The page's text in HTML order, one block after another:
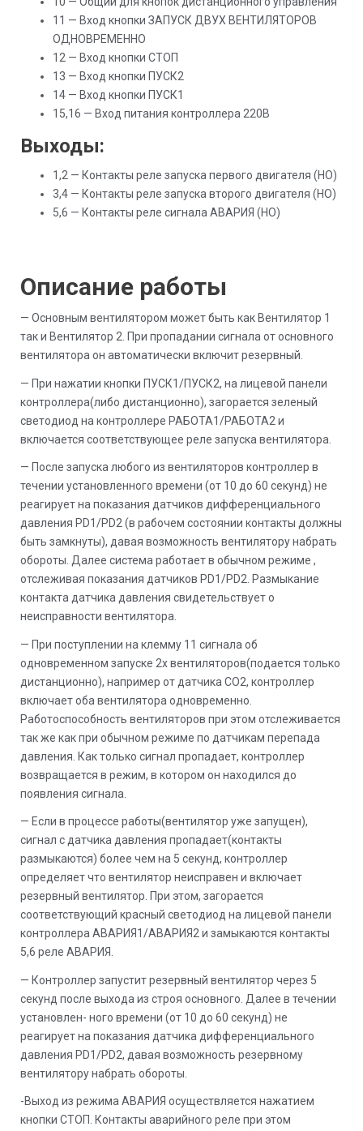
11 — Вход кнопки ЗАПУСК ДВУХ ВЕНТИЛЯТОРОВ
ОДНОВРЕМЕННО
12 — Вход кнопки СТОП
13 — Вход кнопки ПУСК2
14 — Вход кнопки ПУСК1
15,16 — Вход питания контроллера 220В
Выходы:
1,2 — Контакты реле запуска первого двигателя (НО)
3,4 — Контакты реле запуска второго двигателя (НО)
5,6 — Контакты реле сигнала АВАРИЯ (НО)
Описание работы
— Основным вентилятором может быть как Вентилятор 1
так и Вентилятор 2. При пропадании сигнала от основного
вентилятора он автоматически включит резервный.
— При нажатии кнопки ПУСК1/ПУСК2, на лицевой панели
контроллера(либо дистанционно), загорается зеленый
светодиод на контроллере РАБОТА1/РАБОТА2 и
включается соответствующее реле запуска вентилятора.
— После запуска любого из вентиляторов контроллер в
течении установленного времени (от 10 до 60 секунд) не
реагирует на показания датчиков дифференциального
давления PD1/PD2 (в рабочем состоянии контакты должны
быть замкнуты), давая возможность вентилятору набрать
обороты. Далее система работает в обычном режиме ,
отслеживая показания датчиков PD1/PD2. Размыкание
контакта датчика давления свидетельствует о
неисправности вентилятора.
— При поступлении на клемму 11 сигнала об
одновременном запуске 2х вентиляторов(подается только
дистанционно), например от датчика СО2, контроллер
включает оба вентилятора одновременно.
Работоспособность вентиляторов при этом отслеживается
так же как при обычном режиме по датчикам перепада
давления. Как только сигнал пропадает, контроллер
возвращается в режим, в котором он находился до
появления сигнала.
— Если в процессе работы(вентилятор уже запущен),
сигнал с датчика давления пропадает(контакты
размыкаются) более чем на 5 секунд, контроллер
определяет что вентилятор неисправен и включает
резервный вентилятор. При этом, загорается
соответствующий красный светодиод на лицевой панели
контроллера АВАРИЯ1/АВАРИЯ2 и замыкаются контакты
5,6 реле АВАРИЯ.
— Контроллер запустит резервный вентилятор через 5
секунд после выхода из строя основного. Далее в течении
установлен- ного времени (от 10 до 60 секунд) не
реагирует на показания датчика дифференциального
давления PD1/PD2, давая возможность резервному
вентилятору набрать обороты.
-Выход из режима АВАРИЯ осуществляется нажатием
кнопки СТОП. Контакты аварийного реле при этом